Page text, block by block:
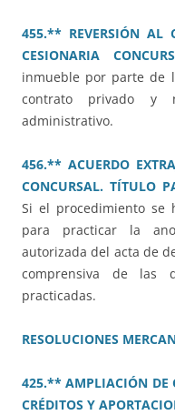
455.** REVERSIÓN AL
CESIONARIA
inmueble por parte de
contrato privado y
administrativo.
456.** ACUERDO
CONCURSAL. TÍTULO
Si el procedimiento se
para practicar la
autorizada del acta de
comprensiva de las
practicadas.
RESOLUCIONES
425.** AMPLIACIÓN DE
CRÉDITOS Y